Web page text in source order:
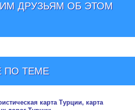
ДРУЗЬЯМ ОБ ЭТОМ
ПО ТЕМЕ
карта Турции, карта